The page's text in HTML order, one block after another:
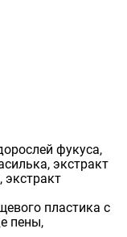
фукуса,
экстракт
экстракт
пластика с
пены,